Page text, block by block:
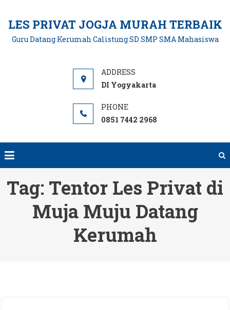
content
LES PRIVAT JOGJA MURAH TERBAIK
Guru Datang Kerumah Calistung SD SMP SMA Mahasiswa
DI Yogyakarta
0851 7442 2968
Tag: Tentor Les Privat di
Muja Muju Datang
Kerumah